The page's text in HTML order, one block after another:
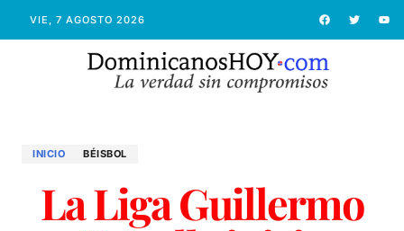
VIE, 7 AGOSTO 2026
INICIO BÉISBOL
La Liga Guillermo